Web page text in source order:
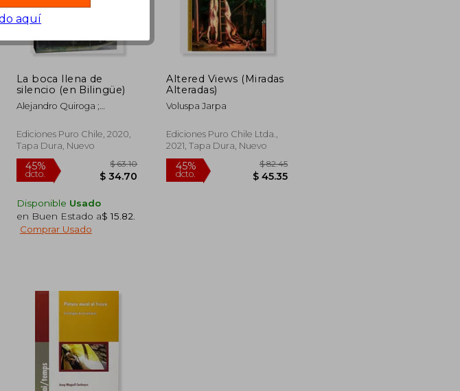
46.41 dcto. $ 41.16 dcto.
$ 27.34
La boca llena de
silencio (en Bilingüe)
Alejandro Quiroga ;
Kimberlee Cole ; Pedro
Donoso ; Nathalie Goffard ;
Cristóbal Joannon
Ediciones Puro Chile, 2020,
Tapa Dura, Nuevo
dcto.
Disponible Usado
en Buen Estado a$ 15.82
Comprar Usado
Altered Views (Miradas
Alteradas)
Voluspa Jarpa
Ediciones Puro Chile Ltda.,
2021, Tapa Dura, Nuevo
aquí